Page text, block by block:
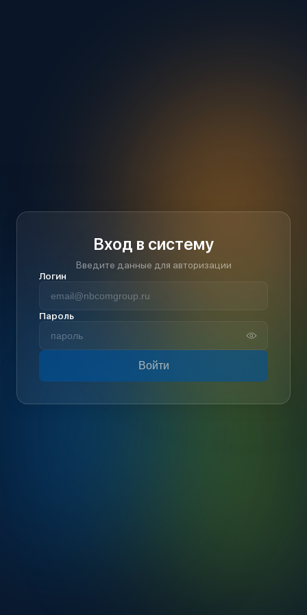
Вход в систему
Введите данные для авторизации
Логин
Пароль
Войти